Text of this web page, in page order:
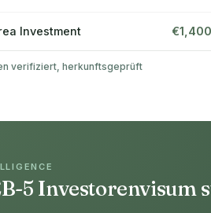
Investment
verifiziert, herkunftsgeprüft
5 Investorenvisum